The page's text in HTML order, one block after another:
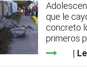
que le
concreto
primeros